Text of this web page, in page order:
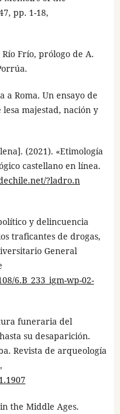
pp. 1-18,
Frío, prólogo de A.
a Roma. Un ensayo de
majestad, nación y
(2021). «Etimología
castellano en línea.
?ladro.n
y delincuencia
traficantes de drogas,
General
6.B_233_igm-wp-02-
funeraria del
su desaparición.
Revista de arqueología
the Middle Ages.